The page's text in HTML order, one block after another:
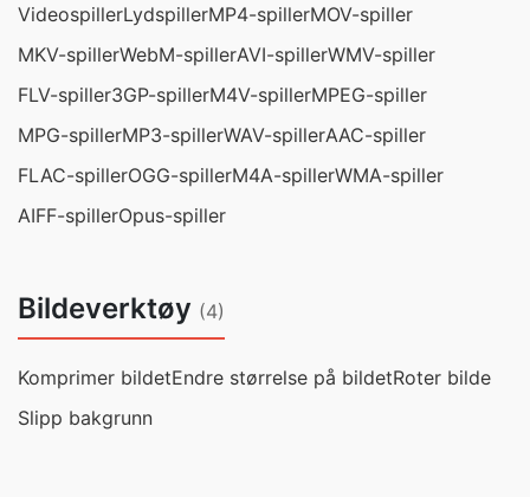
VideospillerLydspillerMP4-spillerMOV-spiller
MKV-spillerWebM-spillerAVI-spillerWMV-spiller
FLV-spiller3GP-spillerM4V-spillerMPEG-spiller
MPG-spillerMP3-spillerWAV-spillerAAC-spiller
FLAC-spillerOGG-spillerM4A-spillerWMA-spiller
AIFF-spillerOpus-spiller
Bildeverktøy (4)
Komprimer bildetEndre størrelse på bildetRoter bilde
Slipp bakgrunn